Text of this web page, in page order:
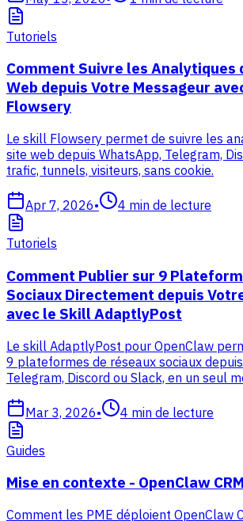
Tutoriels
Comment Suivre les Analytiques
Web depuis Votre Messageur
Flowsery
Le skill Flowsery permet de suivre les
site web depuis WhatsApp, Telegram,
trafic, tunnels, visiteurs, sans cookie.
Apr 7, 2026• 4 min de lecture
Tutoriels
Comment Publier sur 9
Sociaux Directement depuis
avec le Skill AdaptlyPost
Le skill AdaptlyPost pour OpenClaw
9 plateformes de réseaux sociaux
Telegram, Discord ou Slack, en un seul
Mar 3, 2026• 4 min de lecture
Guides
Mise en contexte - OpenClaw CRM
Comment les PME déploient OpenClaw